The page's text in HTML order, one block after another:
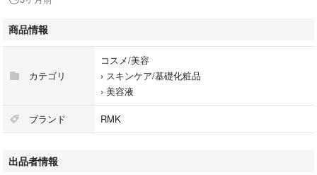
商品情報
カテゴリ
コスメ/美容
› スキンケア/基礎化粧品
› 美容液
ブランド RMK
出品者情報